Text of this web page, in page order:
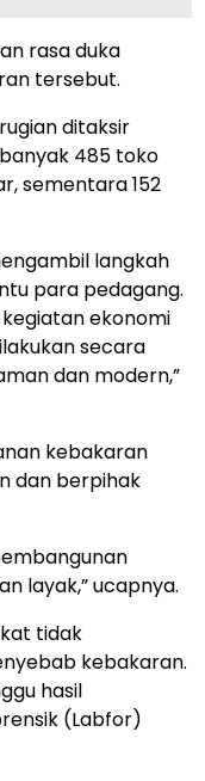
rasa duka
tersebut.
ditaksir
485 toko
sementara 152
langkah
para pedagang.
ekonomi
secara
dan modern,”
kebakaran
dan berpihak
layak,” ucapnya.
tidak
kebakaran.
hasil
(Labfor)